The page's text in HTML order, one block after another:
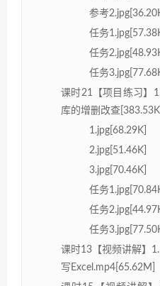
参考
任务
任务
任务
课时21【项目练习】
库的增删改查[383.53K]
1.jpg[68.29K]
2.jpg[51.46K]
3.jpg[70.46K]
任务
任务
任务
课时13【视频讲解】
写Excel.mp4[65.62M]